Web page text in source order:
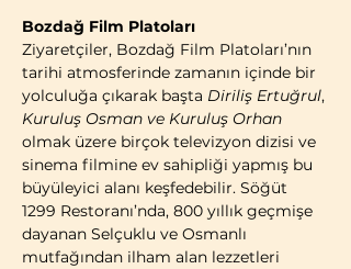
Bozdağ Film Platoları
Ziyaretçiler, Bozdağ Film Platoları’nın
tarihi atmosferinde zamanın içinde bir
yolculuğa çıkarak başta Diriliş Ertuğrul,
Kuruluş Osman ve Kuruluş Orhan
olmak üzere birçok televizyon dizisi ve
sinema filmine ev sahipliği yapmış bu
büyüleyici alanı keşfedebilir. Söğüt
1299 Restoranı’nda, 800 yıllık geçmişe
dayanan Selçuklu ve Osmanlı
mutfağından ilham alan lezzetleri